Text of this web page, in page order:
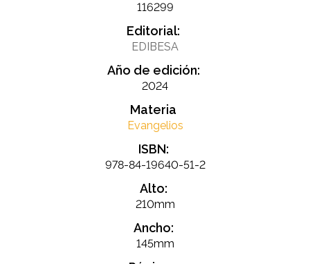
116299
Editorial:
EDIBESA
Año de edición:
2024
Materia
Evangelios
ISBN:
978-84-19640-51-2
Alto:
210mm
Ancho:
145mm